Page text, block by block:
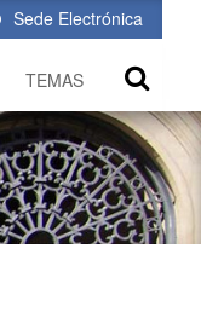
Sede Electrónica
TEMAS